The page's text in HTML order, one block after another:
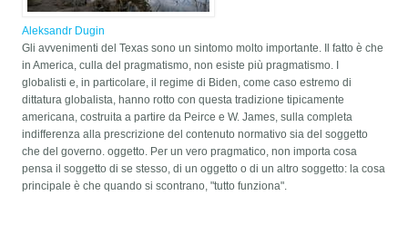
Aleksandr Dugin
Gli avvenimenti del Texas sono un sintomo molto importante. Il fatto è che
in America, culla del pragmatismo, non esiste più pragmatismo. I
globalisti e, in particolare, il regime di Biden, come caso estremo di
dittatura globalista, hanno rotto con questa tradizione tipicamente
americana, costruita a partire da Peirce e W. James, sulla completa
indifferenza alla prescrizione del contenuto normativo sia del soggetto
che del governo. oggetto. Per un vero pragmatico, non importa cosa
pensa il soggetto di se stesso, di un oggetto o di un altro soggetto: la cosa
principale è che quando si scontrano, "tutto funziona".